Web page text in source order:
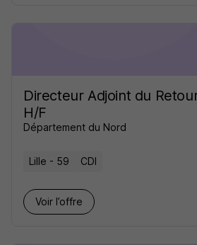
Directeur Adjoint du
H/F
Département du Nord
Lille - 59 CDI
Voir l’offre